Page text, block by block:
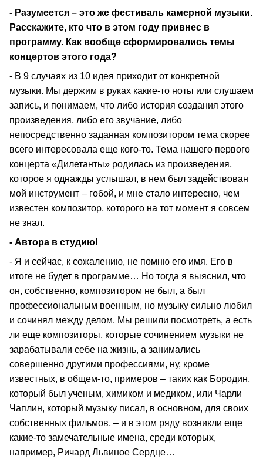
- Разумеется – это же фестиваль камерной музыки.
Расскажите, кто что в этом году привнес в
программу. Как вообще сформировались темы
концертов этого года?
- В 9 случаях из 10 идея приходит от конкретной
музыки. Мы держим в руках какие-то ноты или слушаем
запись, и понимаем, что либо история создания этого
произведения, либо его звучание, либо
непосредственно заданная композитором тема скорее
всего интересовала еще кого-то. Тема нашего первого
концерта «Дилетанты» родилась из произведения,
которое я однажды услышал, в нем был задействован
мой инструмент – гобой, и мне стало интересно, чем
известен композитор, которого на тот момент я совсем
не знал.
- Автора в студию!
- Я и сейчас, к сожалению, не помню его имя. Его в
итоге не будет в программе… Но тогда я выяснил, что
он, собственно, композитором не был, а был
профессиональным военным, но музыку сильно любил
и сочинял между делом. Мы решили посмотреть, а есть
ли еще композиторы, которые сочинением музыки не
зарабатывали себе на жизнь, а занимались
совершенно другими профессиями, ну, кроме
известных, в общем-то, примеров – таких как Бородин,
который был ученым, химиком и медиком, или Чарли
Чаплин, который музыку писал, в основном, для своих
собственных фильмов, – и в этом ряду возникли еще
какие-то замечательные имена, среди которых,
например, Ричард Львиное Сердце…